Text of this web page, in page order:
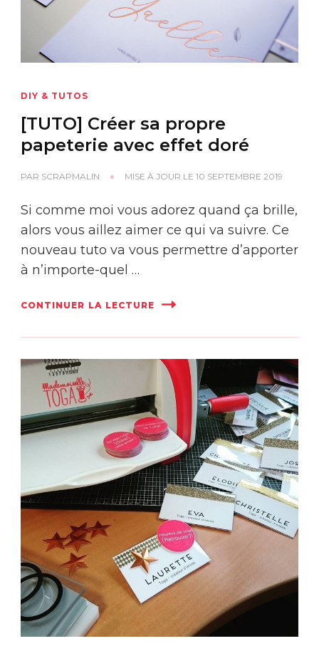
DIY & TUTOS
[TUTO] Créer sa propre
papeterie avec effet doré
PAR SCRAPMALIN MISE À JOUR LE 10 SEPTEMBRE 2019
Si comme moi vous adorez quand ça brille,
alors vous aillez aimer ce qui va suivre. Ce
nouveau tuto va vous permettre d’apporter
à n’importe-quel …
CONTINUER LA LECTURE